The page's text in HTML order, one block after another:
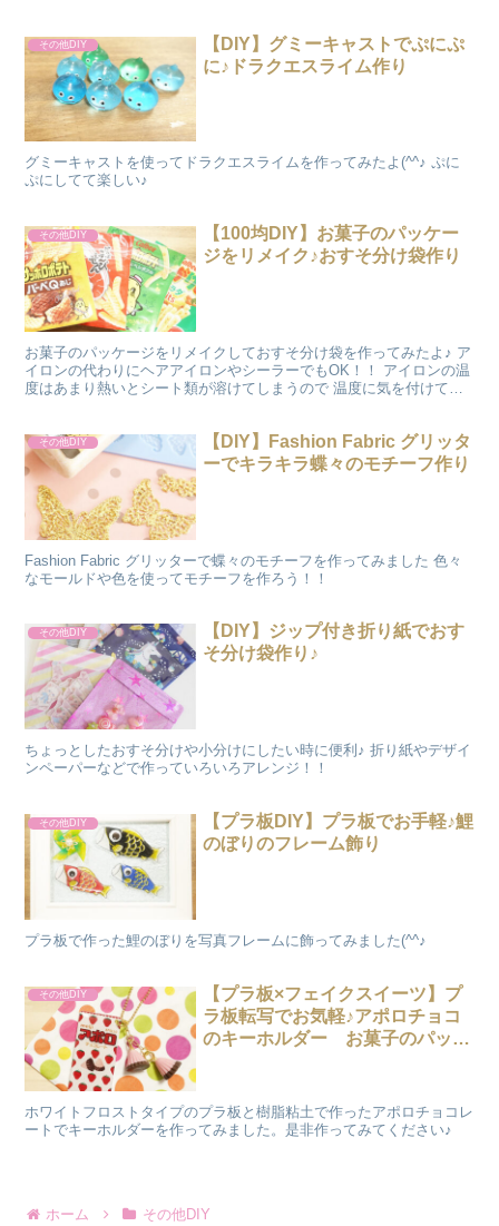
その他DIY
【DIY】グミーキャストでぷにぷ
に♪ドラクエスライム作り
グミーキャストを使ってドラクエスライムを作ってみたよ(^^♪ ぷに
ぷにしてて楽しい♪
その他DIY
【100均DIY】お菓子のパッケー
ジをリメイク♪おすそ分け袋作り
お菓子のパッケージをリメイクしておすそ分け袋を作ってみたよ♪ ア
イロンの代わりにヘアアイロンやシーラーでもOK！！ アイロンの温
度はあまり熱いとシート類が溶けてしまうので 温度に気を付けて作
その他DIY
【DIY】Fashion Fabric グリッタ
ーでキラキラ蝶々のモチーフ作り
Fashion Fabric グリッターで蝶々のモチーフを作ってみました 色々
なモールドや色を使ってモチーフを作ろう！！
その他DIY
【DIY】ジップ付き折り紙でおす
そ分け袋作り♪
ちょっとしたおすそ分けや小分けにしたい時に便利♪ 折り紙やデザイ
ンペーパーなどで作っていろいろアレンジ！！
その他DIY
【プラ板DIY】プラ板でお手軽♪鯉
のぼりのフレーム飾り
プラ板で作った鯉のぼりを写真フレームに飾ってみました(^^♪
その他DIY
【プラ板×フェイクスイーツ】プ
ラ板転写でお気軽♪アポロチョコ
のキーホルダー お菓子のパッケ
ホワイトフロストタイプのプラ板と樹脂粘土で作ったアポロチョコレ
ートでキーホルダーを作ってみました。是非作ってみてください♪
ホーム その他DIY